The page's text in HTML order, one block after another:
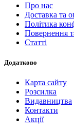
Про нас
Доставка та
Політика
Повернення
Статті
Додатково
Карта сайту
Розсилка
Видавництва
Контакти
Акції